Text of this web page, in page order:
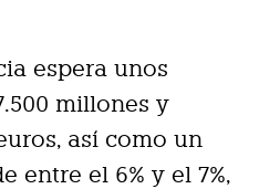
espera unos
millones y
así como un
entre el 6% y el 7%,